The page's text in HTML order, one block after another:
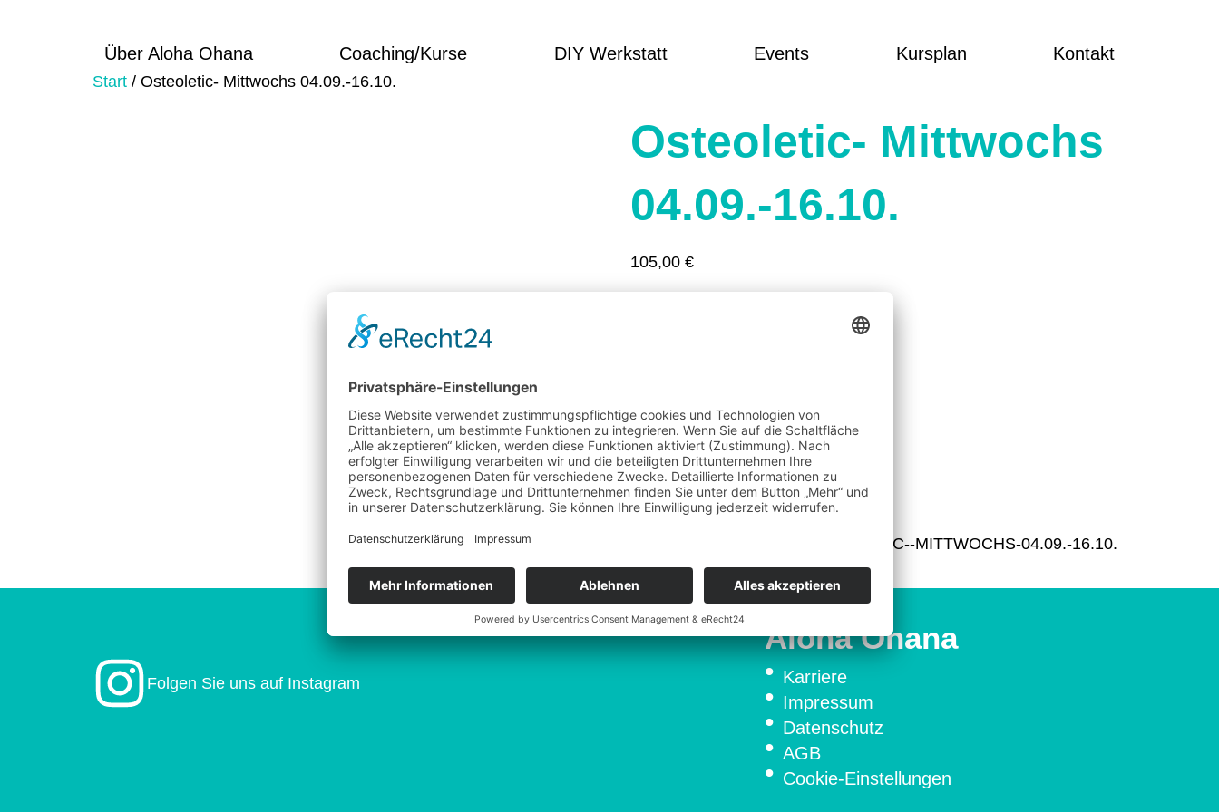
Über Aloha Ohana Coaching/Kurse DIY Werkstatt Events Kursplan Kontakt
Start / Osteoletic- Mittwochs 04.09.-16.10.
Osteoletic- Mittwochs
04.09.-16.10.
105,00 €
9 vorrätig
In den Warenkorb
2941-5-OSTEOLETIC--MITTWOCHS-04.09.-16.10.
Folgen Sie uns auf Instagram
Aloha Ohana
Karriere
Impressum
Datenschutz
AGB
Cookie-Einstellungen